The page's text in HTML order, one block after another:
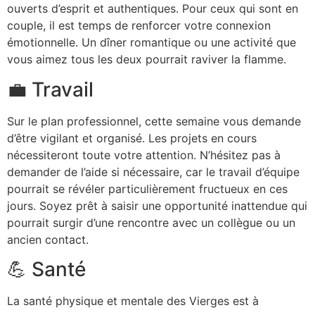
ouverts d’esprit et authentiques. Pour ceux qui sont en
couple, il est temps de renforcer votre connexion
émotionnelle. Un dîner romantique ou une activité que
vous aimez tous les deux pourrait raviver la flamme.
💼 Travail
Sur le plan professionnel, cette semaine vous demande
d’être vigilant et organisé. Les projets en cours
nécessiteront toute votre attention. N’hésitez pas à
demander de l’aide si nécessaire, car le travail d’équipe
pourrait se révéler particulièrement fructueux en ces
jours. Soyez prêt à saisir une opportunité inattendue qui
pourrait surgir d’une rencontre avec un collègue ou un
ancien contact.
💪 Santé
La santé physique et mentale des Vierges est à